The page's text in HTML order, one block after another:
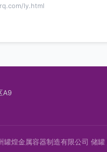
ly.html
A9
罐煌金属容器制造有限公司 储罐